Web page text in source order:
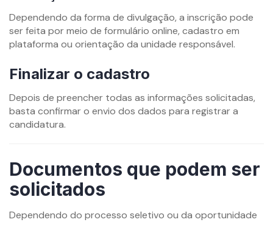
Dependendo da forma de divulgação, a inscrição pode
ser feita por meio de formulário online, cadastro em
plataforma ou orientação da unidade responsável.
Finalizar o cadastro
Depois de preencher todas as informações solicitadas,
basta confirmar o envio dos dados para registrar a
candidatura.
Documentos que podem ser
solicitados
Dependendo do processo seletivo ou da oportunidade